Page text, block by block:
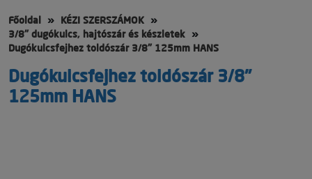
Főoldal
KÉZI SZERSZÁMOK
3/8" dugókulcs, hajtószár és készletek
Dugókulcsfejhez toldószár 3/8" 125mm HANS
Dugókulcsfejhez toldószár 3/8"
125mm HANS